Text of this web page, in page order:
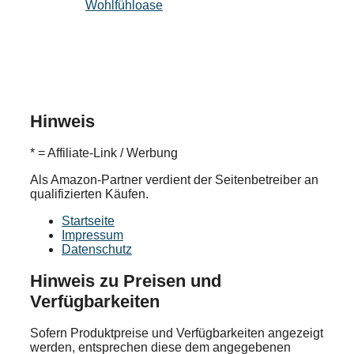
Wohlfühloase
Hinweis
* = Affiliate-Link / Werbung
Als Amazon-Partner verdient der Seitenbetreiber an
qualifizierten Käufen.
Startseite
Impressum
Datenschutz
Hinweis zu Preisen und
Verfügbarkeiten
Sofern Produktpreise und Verfügbarkeiten angezeigt
werden, entsprechen diese dem angegebenen